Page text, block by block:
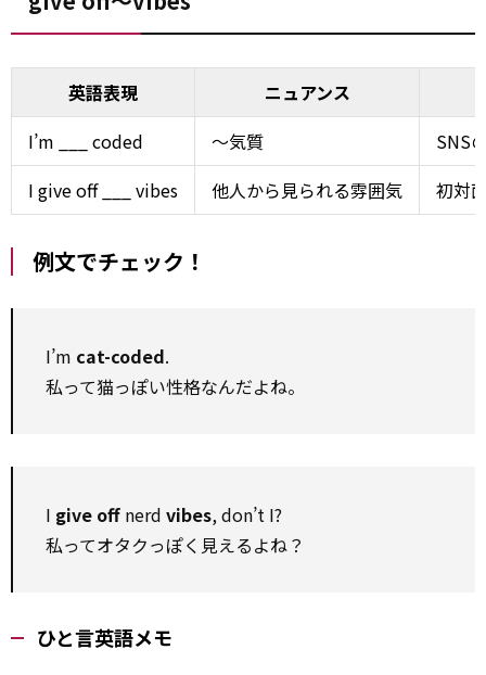
英語表現
ニュアンス
I’m ___ coded
～気質
SNS
I give off ___ vibes
他人から見られる雰囲気 初対
例文でチェック！
I’m cat-coded.
私って猫っぽい性格なんだよね。
I give off nerd vibes, don’t I?
私ってオタクっぽく見えるよね？
ひと言英語メモ